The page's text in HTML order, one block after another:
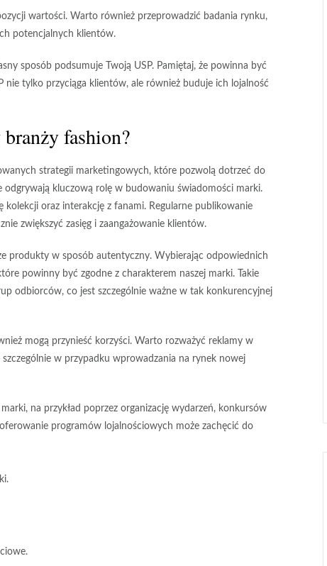
wartości. Warto również przeprowadzić badania rynku,
potencjalnych klientów.
sposób podsumuje Twoją USP. Pamiętaj, że powinna być
nie tylko przyciąga klientów, ale również buduje ich lojalność
fashion?
strategii marketingowych, które pozwolą dotrzeć do
odgrywają kluczową rolę w budowaniu świadomości marki.
kolekcji oraz interakcję z fanami. Regularne publikowanie
zwiększyć zasięg i zaangażowanie klientów.
produkty w sposób autentyczny. Wybierając odpowiednich
powinny być zgodne z charakterem naszej marki. Takie
odbiorców, co jest szczególnie ważne w tak konkurencyjnej
mogą przynieść korzyści. Warto rozważyć reklamy w
w przypadku wprowadzania na rynek nowej
na przykład poprzez organizację wydarzeń, konkursów
programów lojalnościowych może zachęcić do